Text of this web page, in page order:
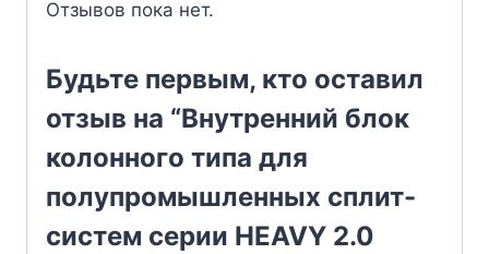
Отзывов пока нет.
Будьте первым, кто оставил
отзыв на “Внутренний блок
колонного типа для
полупромышленных сплит-
систем серии HEAVY 2.0